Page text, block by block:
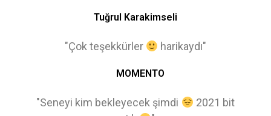
Tuğrul Karakimseli
"Çok teşekkürler harikaydı"
MOMENTO
"Seneyi kim bekleyecek şimdi
2021 bit